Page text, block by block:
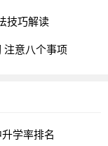
技巧解读
注意八个事项
学率排名